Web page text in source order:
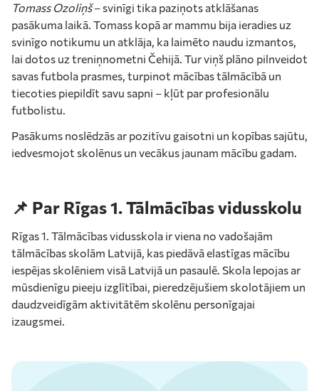
Tomass Ozoliņš– svinīgi tika paziņots atklāšanas
pasākuma laikā. Tomass kopā ar mammu bija ieradies uz
svinīgo notikumu un atklāja, ka laimēto naudu izmantos,
lai dotos uz treniņnometni Čehijā. Tur viņš plāno pilnveidot
savas futbola prasmes, turpinot mācības tālmācībā un
tiecoties piepildīt savu sapni – kļūt par profesionālu
futbolistu.
Pasākums noslēdzās ar pozitīvu gaisotni un kopības sajūtu,
iedvesmojot skolēnus un vecākus jaunam mācību gadam.
📌 Par Rīgas 1. Tālmācības vidusskolu
Rīgas 1. Tālmācības vidusskola ir viena no vadošajām
tālmācības skolām Latvijā, kas piedāvā elastīgas mācību
iespējas skolēniem visā Latvijā un pasaulē. Skola lepojas ar
mūsdienīgu pieeju izglītībai, pieredzējušiem skolotājiem un
daudzveidīgām aktivitātēm skolēnu personīgajai
izaugsmei.